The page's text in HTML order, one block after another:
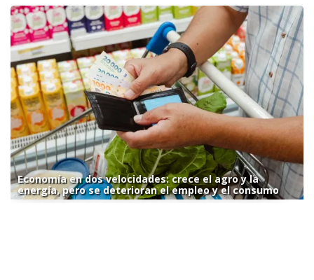
Economía en dos velocidades: crece el agro y la
energía, pero se deterioran el empleo y el consumo